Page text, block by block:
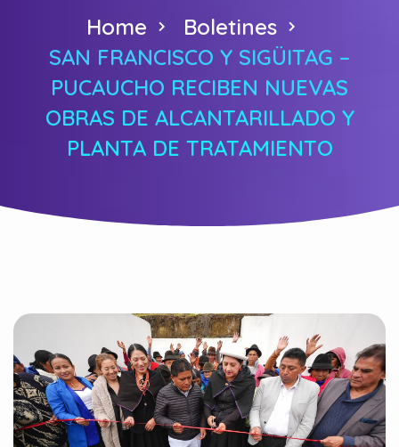
Home
Boletines
SAN FRANCISCO Y SIGÜITAG –
PUCAUCHO RECIBEN NUEVAS
OBRAS DE ALCANTARILLADO Y
PLANTA DE TRATAMIENTO